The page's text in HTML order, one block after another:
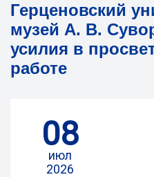
Герценовский
музей А. В.
усилия в
работе
08
июл
2026